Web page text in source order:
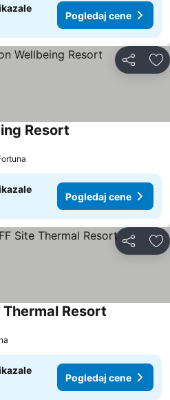
Pogledaj cene
Deli
Resort
Pogledaj cene
Deli
Thermal Resort
Pogledaj cene